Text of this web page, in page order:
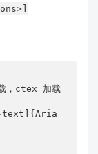
，ctex 加载
text]{Aria